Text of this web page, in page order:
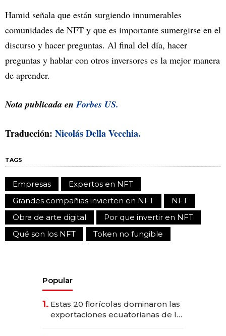
Hamid señala que están surgiendo innumerables
comunidades de NFT y que es importante sumergirse en el
discurso y hacer preguntas. Al final del día, hacer
preguntas y hablar con otros inversores es la mejor manera
de aprender.
Nota publicada enForbes US.
Traducción: Nicolás Della Vecchia.
TAGS
Empresas
Expertos en NFT
Grandes compañias invierten en NFT
NFT
Obra de arte digital
Por que invertir en NFT
Qué son los NFT
Token no fungible
Popular
1. Estas 20 florícolas dominaron las
exportaciones ecuatorianas de la